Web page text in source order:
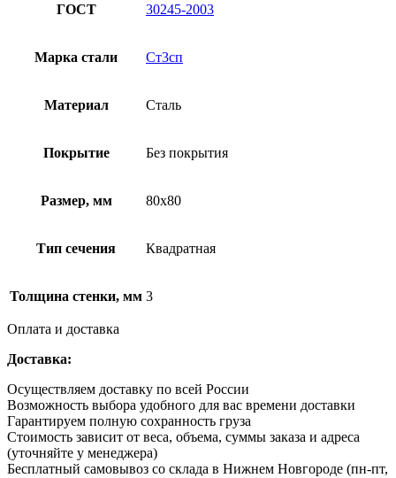
ГОСТ 30245-2003
Марка стали Ст3сп
Материал Сталь
Покрытие Без покрытия
Размер, мм 80х80
Тип сечения Квадратная
Толщина стенки, мм 3
Оплата и доставка
Доставка:
Осуществляем доставку по всей России
Возможность выбора удобного для вас времени доставки
Гарантируем полную сохранность груза
Стоимость зависит от веса, объема, суммы заказа и адреса
(уточняйте у менеджера)
Бесплатный самовывоз со склада в Нижнем Новгороде (пн-пт,